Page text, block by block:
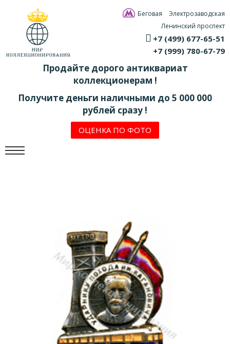
Беговая
Электрозаводская
Ленинский проспект
+7 (499) 677-65-51
+7 (999) 780-67-79
Продайте дорого антиквариат
коллекционерам !
Получите деньги наличными до 5 000 000
рублей сразу !
ОЦЕНКА ПО ФОТО